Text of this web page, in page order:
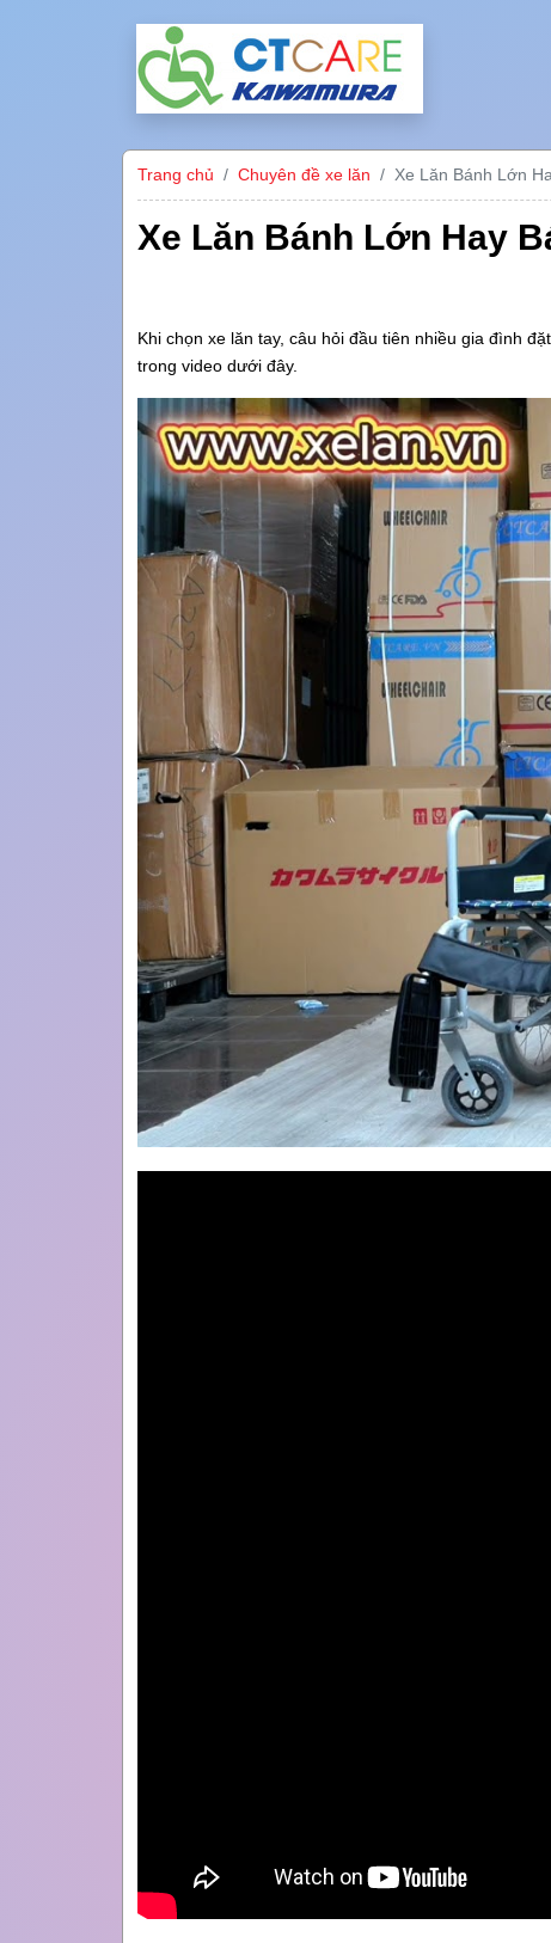
Trang chủ Chuyên đề xe lăn Xe Lăn Bánh Lớn
Xe Lăn Bánh Lớn Hay
Khi chọn xe lăn tay, câu hỏi đầu tiên nhiều gia đình
trong video dưới đây.